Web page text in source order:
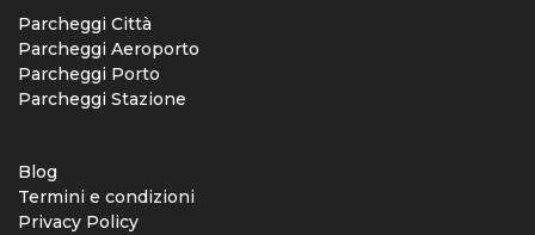
Parcheggi Città
Parcheggi Aeroporto
Parcheggi Porto
Parcheggi Stazione
Blog
Termini e condizioni
Privacy Policy